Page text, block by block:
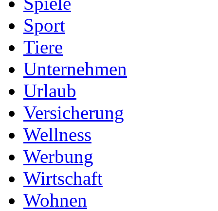
Sport
Tiere
Unternehmen
Urlaub
Versicherung
Wellness
Werbung
Wirtschaft
Wohnen